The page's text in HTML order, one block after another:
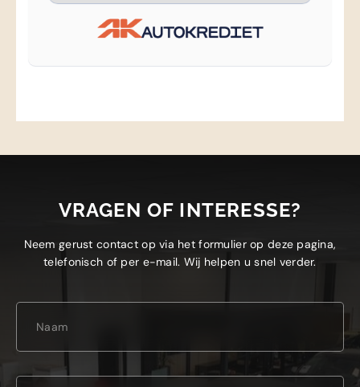
VRAGEN OF INTERESSE?
Neem gerust contact op via het formulier op deze pagina,
telefonisch of per e-mail. Wij helpen u snel verder.